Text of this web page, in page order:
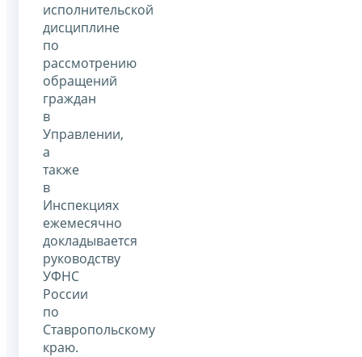
исполнительской
дисциплине
по
рассмотрению
обращений
граждан
в
Управлении,
а
также
в
Инспекциях
ежемесячно
докладывается
руководству
УФНС
России
по
Ставропольскому
краю.